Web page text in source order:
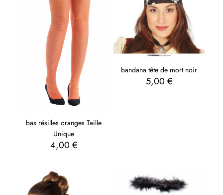
bas résilles oranges Taille
Unique
4,00€
bandana tête de mort noir
5,00 €